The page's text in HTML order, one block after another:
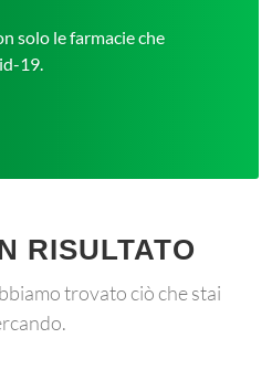
solo le farmacie che
19.
RISULTATO
trovato ciò che stai